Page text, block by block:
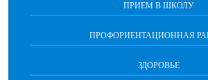
ПРИЕМ В ШКОЛУ
ПРОФОРИЕНТАЦИОННАЯ
ЗДОРОВЬЕ